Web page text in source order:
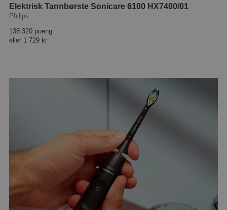
Elektrisk Tannbørste Sonicare 6100 HX7400/01
Philips
138 320 poeng
eller 1 729 kr